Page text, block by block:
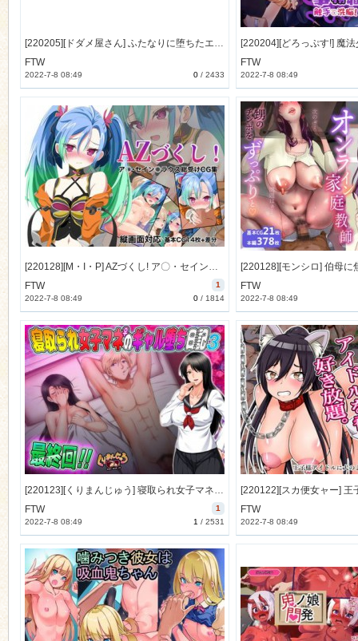
[220205][ドダメ屋さん] ふたなりに堕ちたエルフの姫君と肉欲に沈む王宮 [3705M] [RJ342836]
FTW
0/ 2433
2022-7-8 08:49
FTW
2022-7-8 08:49
[220128][M・I・P] AZづくし! ア〇・セイン〇ラウス総受けCG集 [284M] [RJ371261]
1
FTW
0/ 1814
2022-7-8 08:49
FTW
2022-7-8 08:49
[220123][くりまんじゅう] 寝取られ女子マネのギャル堕ち日記3 [987M] [RJ370738]
1
FTW
1 / 2531
2022-7-8 08:49
FTW
2022-7-8 08:49